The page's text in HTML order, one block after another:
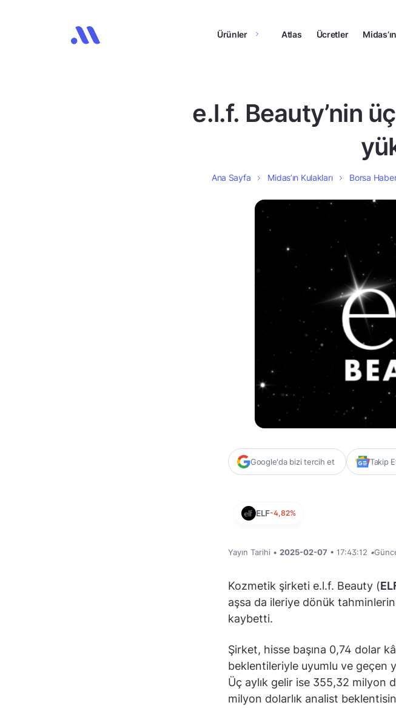
Ürünler Atlas Ücretler
e.l.f. Beauty’nin
Ana Sayfa Midas’ın Kulakları Borsa
Google'da bizi tercih et Takip
ELF-4,82%
Yayın Tarihi • 2025-02-07 • 17:43:12 •
Kozmetik şirketi e.l.f. Beauty (
aşsa da ileriye dönük
kaybetti.
Şirket, hisse başına 0,74 dolar
beklentileriyle uyumlu ve geçen
Üç aylık gelir ise 355,32 milyon
milyon dolarlık analist